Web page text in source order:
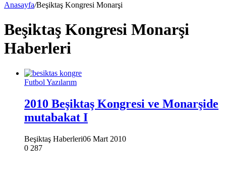
Anasayfa/Beşiktaş Kongresi Monarşi
Beşiktaş Kongresi Monarşi
Haberleri
Futbol Yazılarım
2010 Beşiktaş Kongresi ve Monarşide
mutabakat I
Beşiktaş Haberleri06 Mart 2010
0 287